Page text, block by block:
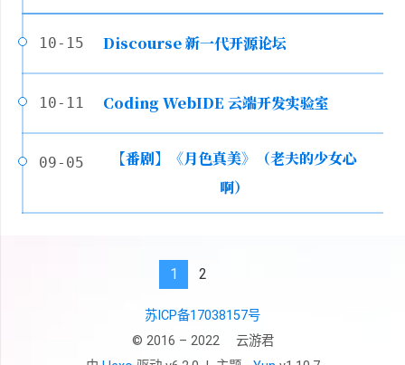
10-15 Discourse 新一代开源论坛
10-11 Coding WebIDE 云端开发实验室
09-05
【番剧】《月色真美》（老夫的少女心
啊）
1 2
苏ICP备17038157号
© 2016 – 2022
云游君